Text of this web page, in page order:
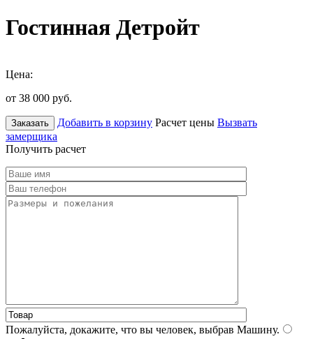
Гостинная Детройт
Цена:
от 38 000 руб.
Заказать Добавить в корзину Расчет цены Вызвать
замерщика
Получить расчет
Пожалуйста, докажите, что вы человек, выбрав Машину.